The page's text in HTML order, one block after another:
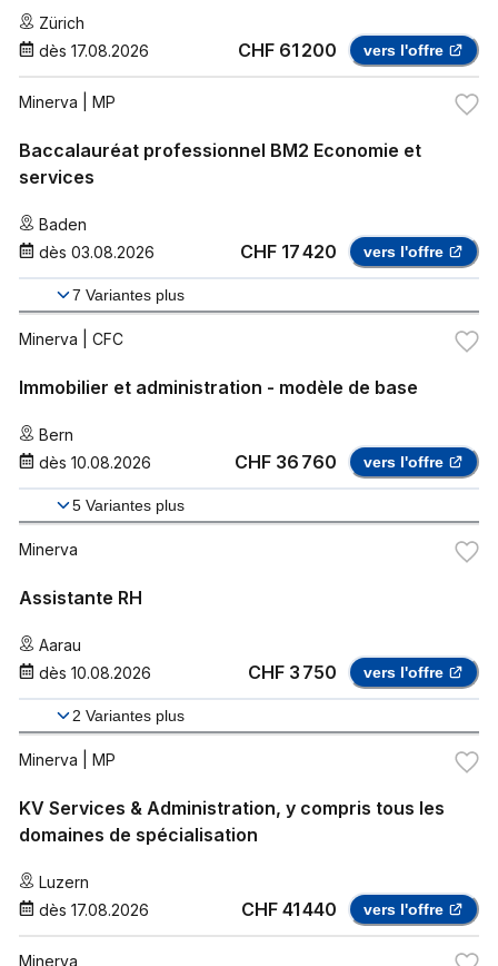
Zürich
dès 17.08.2026 CHF 61 200 vers l'offre
Minerva | MP
Baccalauréat professionnel BM2 Economie et
services
Baden
dès 03.08.2026 CHF 17 420 vers l'offre
7 Variantes plus
Minerva | CFC
Immobilier et administration - modèle de base
Bern
dès 10.08.2026 CHF 36 760 vers l'offre
5 Variantes plus
Minerva
Assistante RH
Aarau
dès 10.08.2026 CHF 3 750 vers l'offre
2 Variantes plus
Minerva | MP
KV Services & Administration, y compris tous les
domaines de spécialisation
Luzern
dès 17.08.2026 CHF 41 440 vers l'offre
Minerva